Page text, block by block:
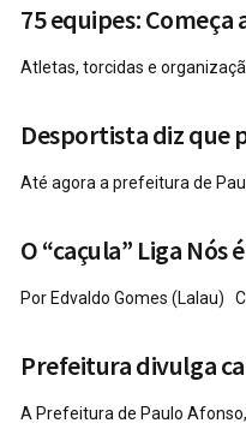
75 equipes: Começa
Atletas, torcidas e
Desportista diz que
Até agora a prefeitura de
O “caçula” Liga
Por Edvaldo Gomes (Lalau)
Prefeitura divulga
A Prefeitura de Paulo